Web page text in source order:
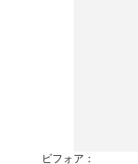
ビフォア：